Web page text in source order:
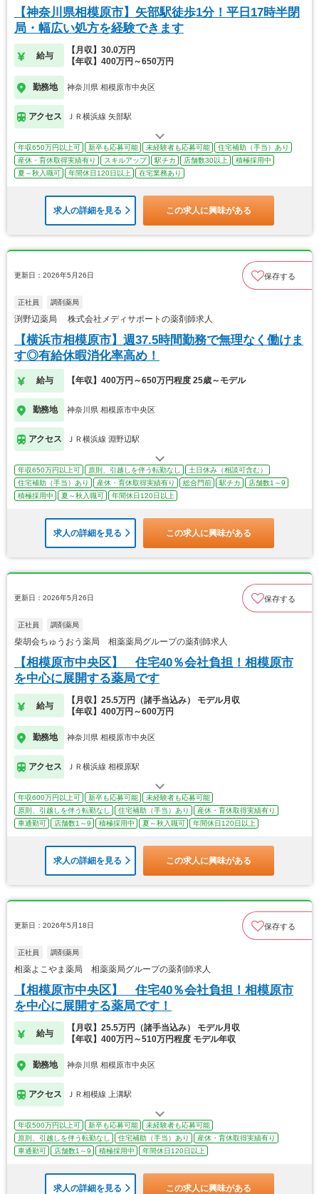
【神奈川県相模原市】矢部駅徒歩1分！平日17時半閉
局・幅広い処方を経験できます
給与
【月収】30.0万円
【年収】400万円～650万円
勤務地 神奈川県 相模原市中央区
アクセス ＪＲ横浜線 矢部駅
年収650万円以上可 新卒も応募可能 未経験者も応募可能
住宅補助（手当）あり
産休・育休取得実績有り
スキルアップ 駅チカ 店舗数30以上
積極採用中
夏～秋入職可
年間休日120日以上 在宅業務あり
求人の詳細を見る この求人に興味がある
更新日：2026年5月26日 保存する
正社員 調剤薬局
渕野辺薬局 株式会社メディサポートの薬剤師求人
【横浜市相模原市】週37.5時間勤務で無理なく働けま
す◎有給休暇消化率高め！
給与 【年収】400万円～650万円程度 25歳～モデル
勤務地 神奈川県 相模原市中央区
アクセス ＪＲ横浜線 淵野辺駅
年収650万円以上可 原則、引越しを伴う転勤なし
土日休み（相談可含む）
住宅補助（手当）あり
産休・育休取得実績有り 総合門前 駅チカ
店舗数1～9
積極採用中
夏～秋入職可 年間休日120日以上
求人の詳細を見る この求人に興味がある
更新日：2026年5月26日 保存する
正社員 調剤薬局
柴胡会ちゅうおう薬局 相薬薬局グループの薬剤師求人
【相模原市中央区】 住宅40％会社負担！相模原市
を中心に展開する薬局です
給与
【月収】25.5万円（諸手当込み） モデル月収
【年収】400万円～600万円
勤務地 神奈川県 相模原市中央区
アクセス ＪＲ横浜線 相模原駅
年収600万円以上可 新卒も応募可能
未経験者も応募可能
原則、引越しを伴う転勤なし
住宅補助（手当）あり
産休・育休取得実績有り
車通勤可
店舗数1～9 積極採用中 夏～秋入職可 年間休日120日以上
求人の詳細を見る この求人に興味がある
更新日：2026年5月18日 保存する
正社員 調剤薬局
相薬よこやま薬局 相薬薬局グループの薬剤師求人
【相模原市中央区】 住宅40％会社負担！相模原市
を中心に展開する薬局です！
給与
【月収】25.5万円（諸手当込み） モデル月収
【年収】400万円～510万円程度 モデル年収
勤務地 神奈川県 相模原市中央区
アクセス ＪＲ相模線 上溝駅
年収500万円以上可 新卒も応募可能
未経験者も応募可能
原則、引越しを伴う転勤なし
住宅補助（手当）あり
産休・育休取得実績有り
車通勤可
店舗数1～9 積極採用中 年間休日120日以上
求人の詳細を見る この求人に興味がある